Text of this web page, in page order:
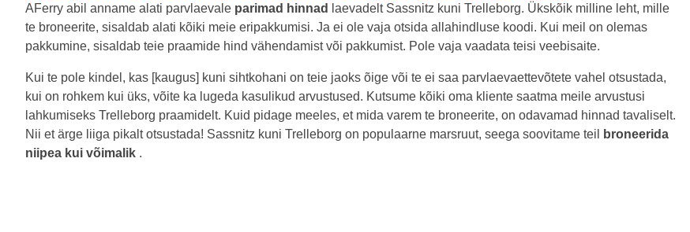
AFerry abil anname alati parvlaevale parimad hinnad
laevadelt Sassnitz kuni Trelleborg. Ükskõik milline leht, mille
te broneerite, sisaldab alati kõiki meie eripakkumisi. Ja ei ole vaja otsida allahindluse koodi. Kui meil on olemas
pakkumine, sisaldab teie praamide hind vähendamist või pakkumist. Pole vaja vaadata teisi veebisaite.
Kui te pole kindel, kas [kaugus] kuni sihtkohani on teie jaoks õige või te ei saa parvlaevaettevõtete vahel otsustada,
kui on rohkem kui üks, võite ka lugeda kasulikud arvustused. Kutsume kõiki oma kliente saatma meile arvustusi
lahkumiseks Trelleborg praamidelt. Kuid pidage meeles, et mida varem te broneerite, on odavamad hinnad tavaliselt.
Nii et ärge liiga pikalt otsustada! Sassnitz kuni Trelleborg on populaarne marsruut, seega soovitame teil
broneerida
niipea kui võimalik .